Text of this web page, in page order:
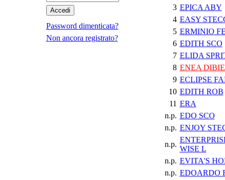
Password dimenticata?
Non ancora registrato?
3 EPICA ABY
4 EASY
5 ERMINIO
6 EDITH SCO
7 ELIDA
8 ENEA
9 ECLIPSE
10 EDITH ROB
11 ERA
n.p. EDO SCO
n.p. ENJOY
n.p.
WISE L
n.p. EVITA'S
n.p. EDOARDO